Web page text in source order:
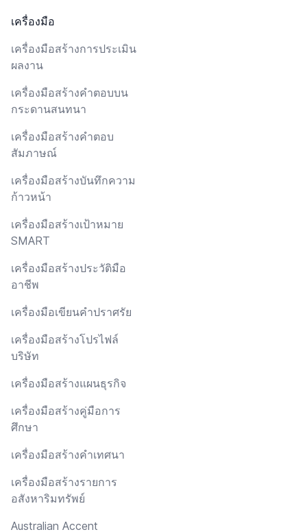
เครื่องมือ
เครื่องมือสร้างการประเมิน
ผลงาน
เครื่องมือสร้างคำตอบบน
กระดานสนทนา
เครื่องมือสร้างคำตอบ
สัมภาษณ์
เครื่องมือสร้างบันทึกความ
ก้าวหน้า
เครื่องมือสร้างเป้าหมาย
SMART
เครื่องมือสร้างประวัติมือ
อาชีพ
เครื่องมือเขียนคำปราศรัย
เครื่องมือสร้างโปรไฟล์
บริษัท
เครื่องมือสร้างแผนธุรกิจ
เครื่องมือสร้างคู่มือการ
ศึกษา
เครื่องมือสร้างคำเทศนา
เครื่องมือสร้างรายการ
อสังหาริมทรัพย์
Australian Accent